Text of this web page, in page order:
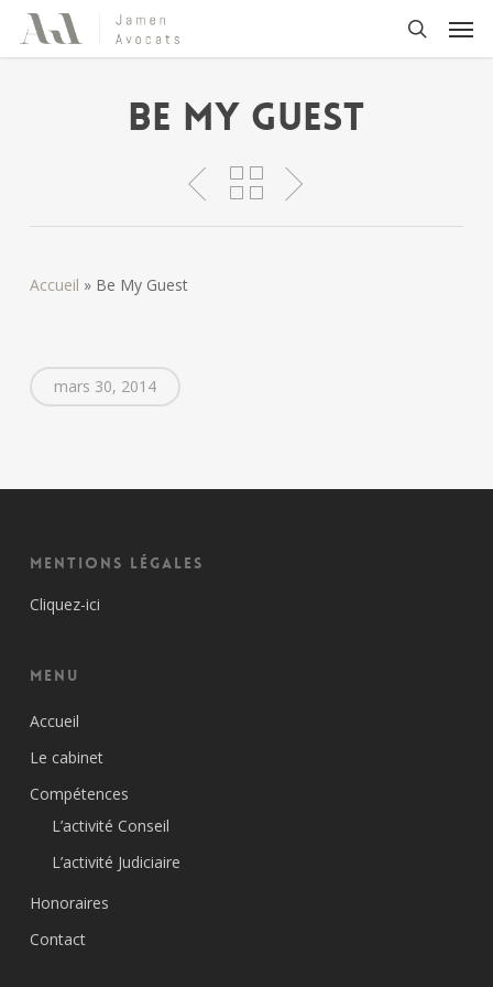
Be My Guest
Accueil » Be My Guest
mars 30, 2014
Mentions Légales
Cliquez-ici
Menu
Accueil
Le cabinet
Compétences
L’activité Conseil
L’activité Judiciaire
Honoraires
Contact